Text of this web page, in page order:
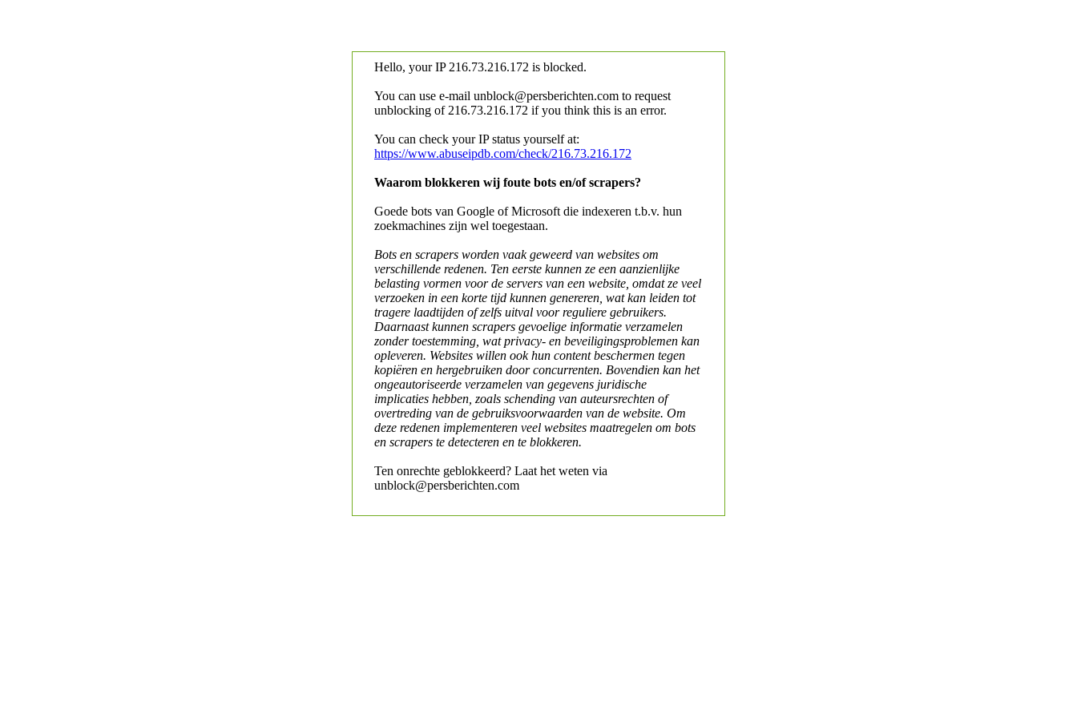
Hello, your IP 216.73.216.172 is blocked.
You can use e-mail unblock@persberichten.com to request
unblocking of 216.73.216.172 if you think this is an error.
You can check your IP status yourself at:
https://www.abuseipdb.com/check/216.73.216.172
Waarom blokkeren wij foute bots en/of scrapers?
Goede bots van Google of Microsoft die indexeren t.b.v. hun
zoekmachines zijn wel toegestaan.
Bots en scrapers worden vaak geweerd van websites om
verschillende redenen. Ten eerste kunnen ze een aanzienlijke
belasting vormen voor de servers van een website, omdat ze veel
verzoeken in een korte tijd kunnen genereren, wat kan leiden tot
tragere laadtijden of zelfs uitval voor reguliere gebruikers.
Daarnaast kunnen scrapers gevoelige informatie verzamelen
zonder toestemming, wat privacy- en beveiligingsproblemen kan
opleveren. Websites willen ook hun content beschermen tegen
kopiëren en hergebruiken door concurrenten. Bovendien kan het
ongeautoriseerde verzamelen van gegevens juridische
implicaties hebben, zoals schending van auteursrechten of
overtreding van de gebruiksvoorwaarden van de website. Om
deze redenen implementeren veel websites maatregelen om bots
en scrapers te detecteren en te blokkeren.
Ten onrechte geblokkeerd? Laat het weten via
unblock@persberichten.com